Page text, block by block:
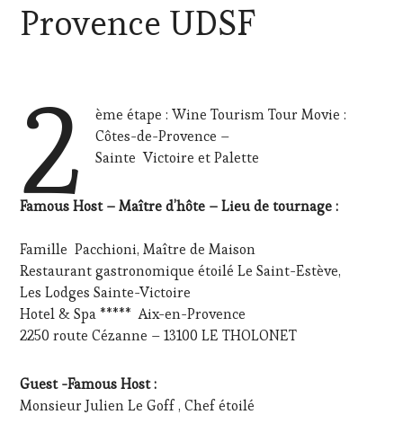
GASTRONOMIE
FRANÇAISE
INVITATIONS
&
DÉGUSTATIONS,
WINE
TASTING ,
MÉDIAS,
RADIO,
TV,
WEB,
OENOTOURISME,
PARTENAIRES
TOURISME,
PRODUCTEURS
TERROIR,
Provence UDSF
2
ème étape : Wine Tourism Tour Movie :
Côtes-de-Provence –
Sainte Victoire et Palette
Famous Host – Maître d’hôte – Lieu de tournage :
Famille Pacchioni, Maître de Maison
Restaurant gastronomique étoilé Le Saint-Estève,
Les Lodges Sainte-Victoire
Hotel & Spa ***** Aix-en-Provence
2250 route Cézanne – 13100 LE THOLONET
Guest -Famous Host :
Monsieur Julien Le Goff , Chef étoilé